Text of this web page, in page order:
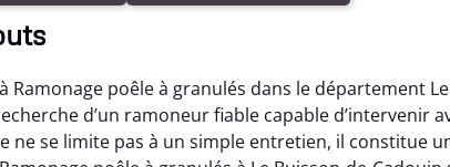
Ramonage poêle à granulés dans le département
d’un ramoneur fiable capable d’intervenir
ne se limite pas à un simple entretien, il constitue